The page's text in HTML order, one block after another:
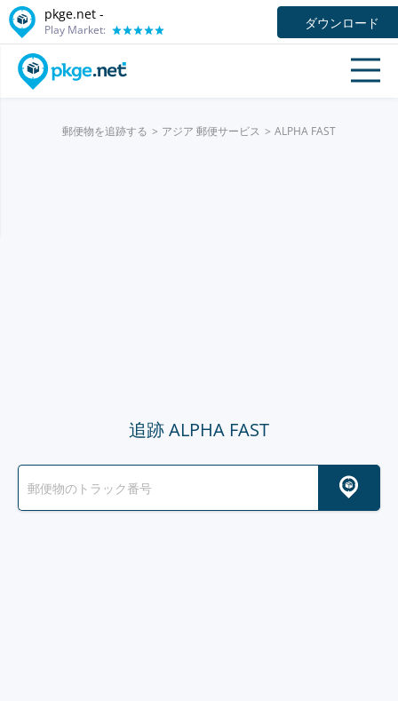
pkge.net -
Play Market: ダウンロード
郵便物を追跡する アジア 郵便サービス ALPHA FAST
追跡 ALPHA FAST